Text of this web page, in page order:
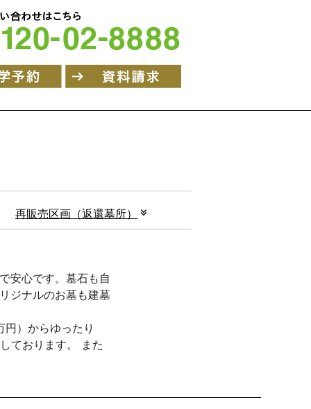
再販売区画（返還墓所）
安心です。墓石も自
ジナルのお墓も建墓
）からゆったり
ております。 また